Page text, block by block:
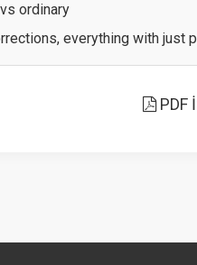
ordinary
everything with just
PDF